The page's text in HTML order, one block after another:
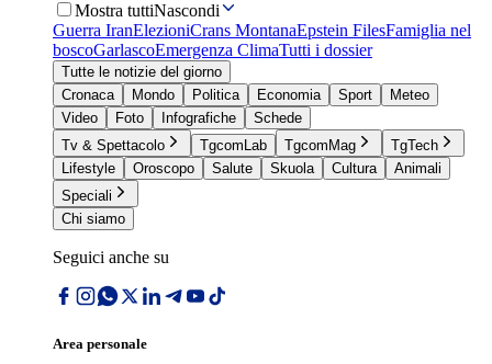
Mostra tuttiNascondi
Guerra IranElezioniCrans MontanaEpstein FilesFamiglia nel
boscoGarlascoEmergenza ClimaTutti i dossier
Tutte le notizie del giorno
Cronaca
Mondo Politica Economia Sport
Meteo
Video
Foto Infografiche
Schede
Tv & Spettacolo
TgcomLab TgcomMag
TgTech
Lifestyle
Oroscopo Salute Skuola Cultura
Animali
Speciali
Chi siamo
Seguici anche su
Area personale